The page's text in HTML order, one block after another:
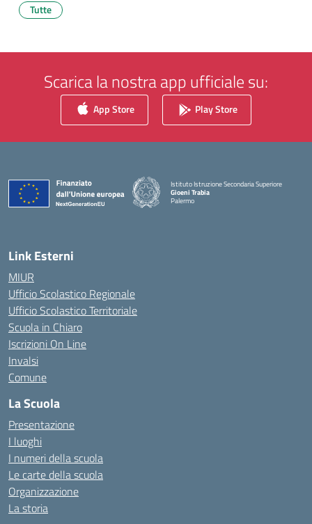
Tutte
Scarica la nostra app ufficiale su:
App Store Play Store
Istituto Istruzione Secondaria Superiore
Gioeni Trabia
Palermo
Link Esterni
MIUR
Ufficio Scolastico Regionale
Ufficio Scolastico Territoriale
Scuola in Chiaro
Iscrizioni On Line
Invalsi
Comune
La Scuola
Presentazione
I luoghi
I numeri della scuola
Le carte della scuola
Organizzazione
La storia